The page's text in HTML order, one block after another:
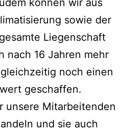
können wir aus
sowie der
Liegenschaft
nach 16 Jahren mehr
noch einen
geschaffen.
unsere Mitarbeitenden
und sie auch